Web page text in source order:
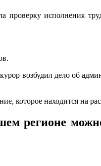
исполнения
возбудил дело об
которое находится на
регионе